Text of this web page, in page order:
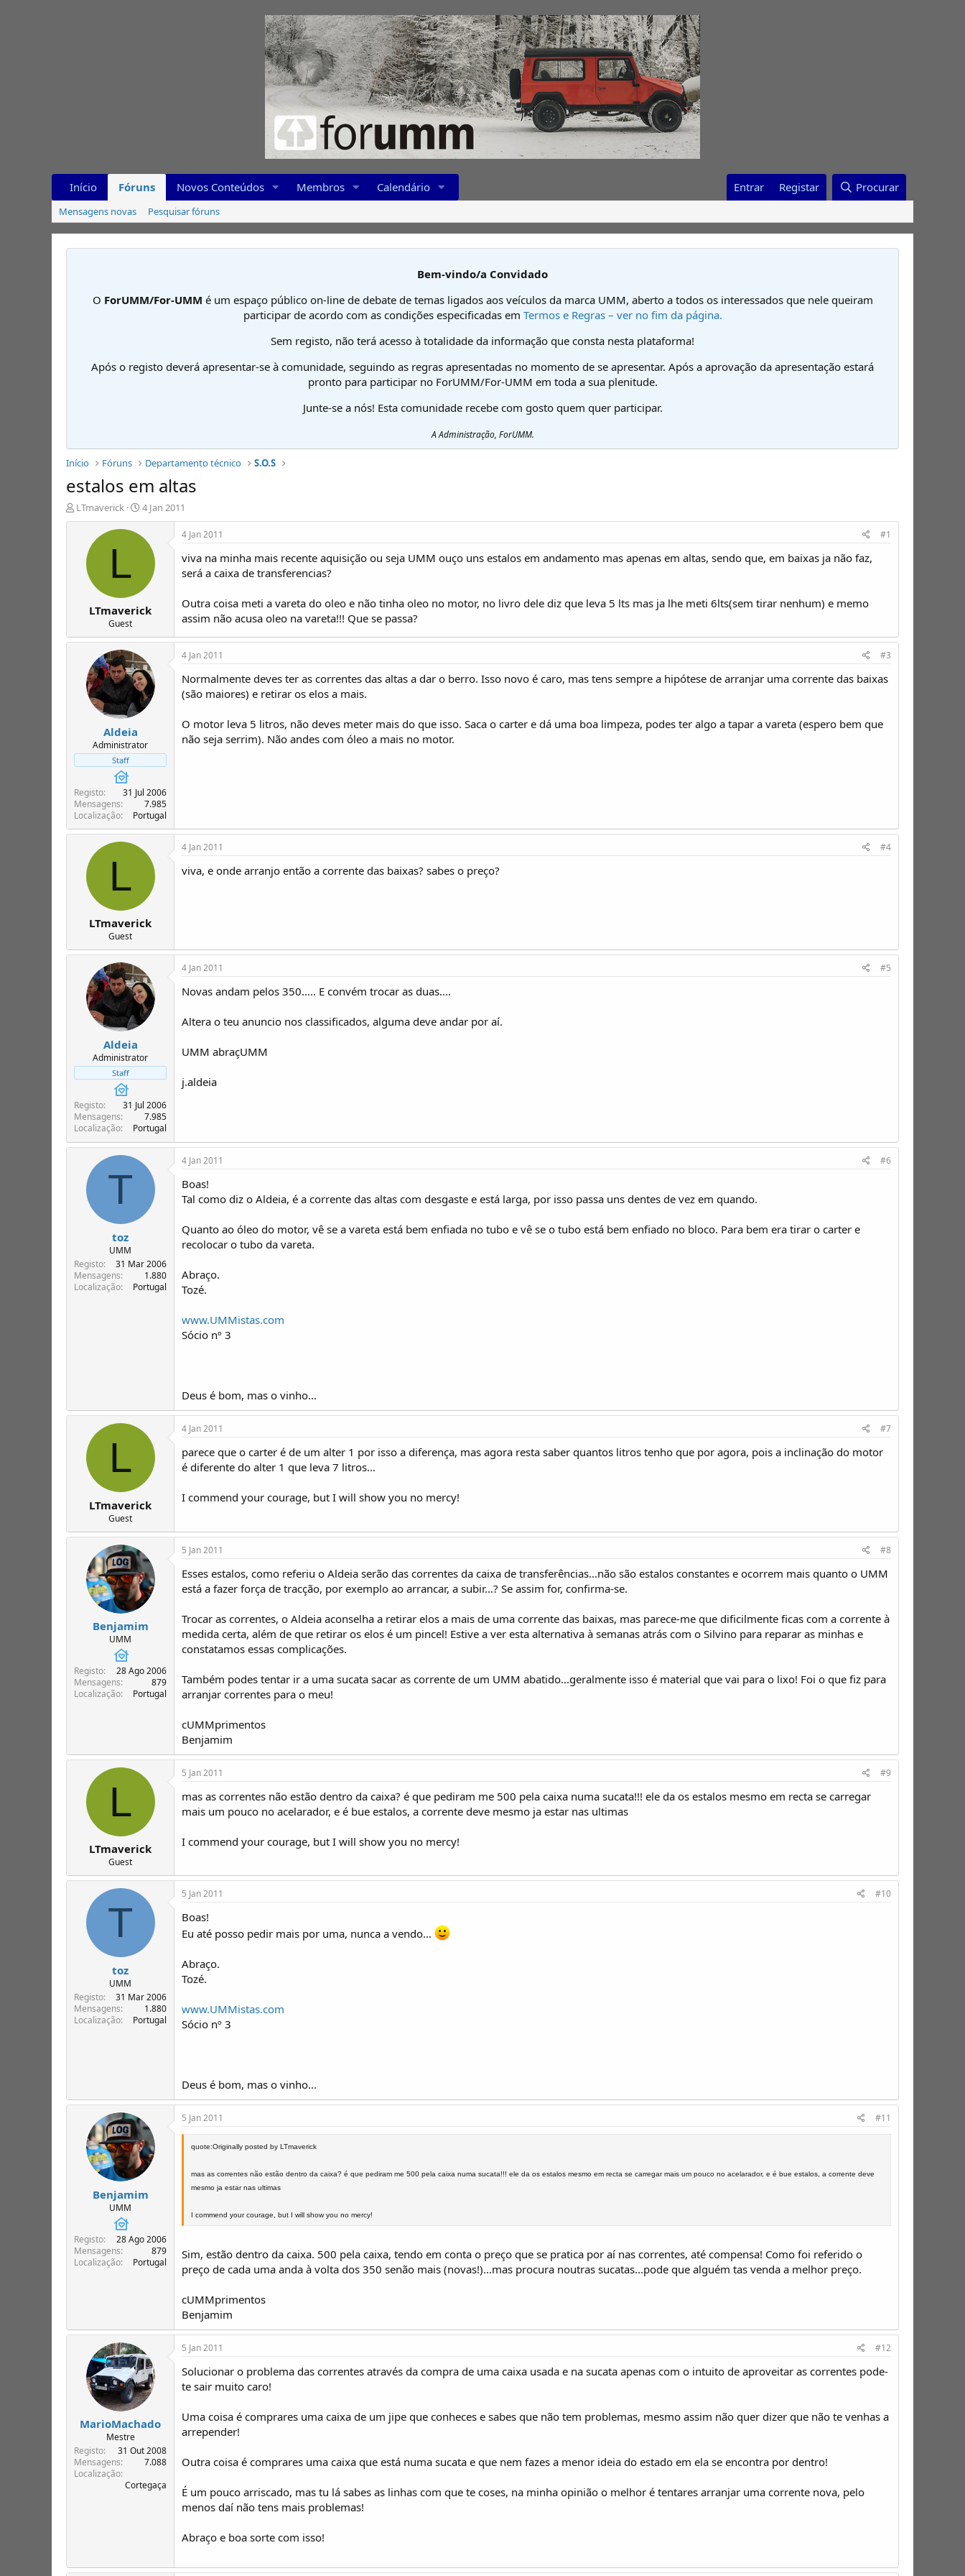
Início Fóruns Novos Conteúdos Membros Calendário Entrar Registar Procurar
Mensagens novas Pesquisar fóruns
Bem-vindo/a Convidado
O ForUMM/For-UMM é um espaço público on-line de debate de temas ligados aos veículos da marca UMM, aberto a todos os interessados que nele queiram
participar de acordo com as condições especificadas em Termos e Regras – ver no fim da página.
Sem registo, não terá acesso à totalidade da informação que consta nesta plataforma!
Após o registo deverá apresentar-se à comunidade, seguindo as regras apresentadas no momento de se apresentar. Após a aprovação da apresentação estará
pronto para participar no ForUMM/For-UMM em toda a sua plenitude.
Junte-se a nós! Esta comunidade recebe com gosto quem quer participar.
A Administração, ForUMM.
Início Fóruns Departamento técnico S.O.S
estalos em altas
I
n
e
LTmaverick
D
a
í
i
4 Jan 2011
L
LTmaverick
Guest
4 Jan 2011 #1
viva na minha mais recente aquisição ou seja UMM ouço uns estalos em andamento mas apenas em altas, sendo que, em baixas ja não faz,
será a caixa de transferencias?
Outra coisa meti a vareta do oleo e não tinha oleo no motor, no livro dele diz que leva 5 lts mas ja lhe meti 6lts(sem tirar nenhum) e memo
assim não acusa oleo na vareta!!! Que se passa?
Aldeia
Administrator
Staff
Registo
31 Jul 2006
Mensagens
7.985
Localização
Portugal
4 Jan 2011 #3
Normalmente deves ter as correntes das altas a dar o berro. Isso novo é caro, mas tens sempre a hipótese de arranjar uma corrente das baixas
(são maiores) e retirar os elos a mais.
O motor leva 5 litros, não deves meter mais do que isso. Saca o carter e dá uma boa limpeza, podes ter algo a tapar a vareta (espero bem que
não seja serrim). Não andes com óleo a mais no motor.
L
LTmaverick
Guest
4 Jan 2011 #4
viva, e onde arranjo então a corrente das baixas? sabes o preço?
Aldeia
Administrator
Staff
Registo
31 Jul 2006
Mensagens
7.985
Localização
Portugal
4 Jan 2011 #5
Novas andam pelos 350..... E convém trocar as duas....
Altera o teu anuncio nos classificados, alguma deve andar por aí.
UMM abraçUMM
j.aldeia
T
toz
UMM
Registo
31 Mar 2006
Mensagens
1.880
Localização
Portugal
4 Jan 2011 #6
Boas!
Tal como diz o Aldeia, é a corrente das altas com desgaste e está larga, por isso passa uns dentes de vez em quando.
Quanto ao óleo do motor, vê se a vareta está bem enfiada no tubo e vê se o tubo está bem enfiado no bloco. Para bem era tirar o carter e
recolocar o tubo da vareta.
Abraço.
Tozé.
www.UMMistas.com
Sócio nº 3
Deus é bom, mas o vinho...
L
LTmaverick
Guest
4 Jan 2011 #7
parece que o carter é de um alter 1 por isso a diferença, mas agora resta saber quantos litros tenho que por agora, pois a inclinação do motor
é diferente do alter 1 que leva 7 litros...
I commend your courage, but I will show you no mercy!
Benjamim
UMM
Registo
28 Ago 2006
Mensagens
879
Localização
Portugal
5 Jan 2011 #8
Esses estalos, como referiu o Aldeia serão das correntes da caixa de transferências...não são estalos constantes e ocorrem mais quanto o UMM
está a fazer força de tracção, por exemplo ao arrancar, a subir...? Se assim for, confirma-se.
Trocar as correntes, o Aldeia aconselha a retirar elos a mais de uma corrente das baixas, mas parece-me que dificilmente ficas com a corrente à
medida certa, além de que retirar os elos é um pincel! Estive a ver esta alternativa à semanas atrás com o Silvino para reparar as minhas e
constatamos essas complicações.
Também podes tentar ir a uma sucata sacar as corrente de um UMM abatido...geralmente isso é material que vai para o lixo! Foi o que fiz para
arranjar correntes para o meu!
cUMMprimentos
Benjamim
L
LTmaverick
Guest
5 Jan 2011 #9
mas as correntes não estão dentro da caixa? é que pediram me 500 pela caixa numa sucata!!! ele da os estalos mesmo em recta se carregar
mais um pouco no acelarador, e é bue estalos, a corrente deve mesmo ja estar nas ultimas
I commend your courage, but I will show you no mercy!
T
toz
UMM
Registo
31 Mar 2006
Mensagens
1.880
Localização
Portugal
5 Jan 2011 #10
Boas!
Eu até posso pedir mais por uma, nunca a vendo...
Abraço.
Tozé.
www.UMMistas.com
Sócio nº 3
Deus é bom, mas o vinho...
Benjamim
UMM
Registo
28 Ago 2006
Mensagens
879
Localização
Portugal
5 Jan 2011 #11
quote:Originally posted by LTmaverick
mas as correntes não estão dentro da caixa? é que pediram me 500 pela caixa numa sucata!!! ele da os estalos mesmo em recta se carregar mais um pouco no acelarador, e é bue estalos, a corrente deve
mesmo ja estar nas ultimas
I commend your courage, but I will show you no mercy!
Sim, estão dentro da caixa. 500 pela caixa, tendo em conta o preço que se pratica por aí nas correntes, até compensa! Como foi referido o
preço de cada uma anda à volta dos 350 senão mais (novas!)...mas procura noutras sucatas...pode que alguém tas venda a melhor preço.
cUMMprimentos
Benjamim
MarioMachado
Mestre
Registo
31 Out 2008
Mensagens
7.088
Localização
Cortegaça
5 Jan 2011 #12
Solucionar o problema das correntes através da compra de uma caixa usada e na sucata apenas com o intuito de aproveitar as correntes pode-
te sair muito caro!
Uma coisa é comprares uma caixa de um jipe que conheces e sabes que não tem problemas, mesmo assim não quer dizer que não te venhas a
arrepender!
Outra coisa é comprares uma caixa que está numa sucata e que nem fazes a menor ideia do estado em ela se encontra por dentro!
É um pouco arriscado, mas tu lá sabes as linhas com que te coses, na minha opinião o melhor é tentares arranjar uma corrente nova, pelo
menos daí não tens mais problemas!
Abraço e boa sorte com isso!